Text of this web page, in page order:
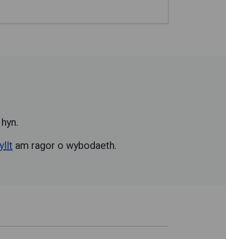
am ragor o wybodaeth.